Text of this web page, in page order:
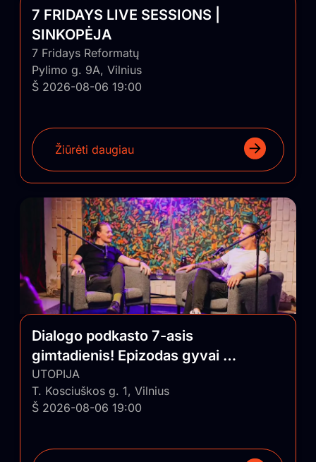
7 FRIDAYS LIVE SESSIONS |
SINKOPĖJA
7 Fridays Reformatų
Pylimo g. 9A, Vilnius
Š 2026-08-06 19:00
Žiūrėti daugiau
Dialogo podkasto 7-asis
gimtadienis! Epizodas gyvai su
auditorija
UTOPIJA
T. Kosciuškos g. 1, Vilnius
Š 2026-08-06 19:00